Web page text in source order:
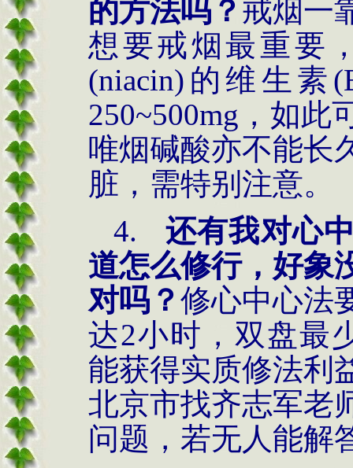
的方法吗？ 戒烟一
想要戒烟最重要
(niacin)的维生素
250~500mg，如此
唯烟碱酸亦不能长
脏，需特别注意。
4.
还有我对心
道怎么修行，好象
对吗？ 修心中心法
达2小时，双盘最
能获得实质修法利
北京市找齐志军老
问题，若无人能解